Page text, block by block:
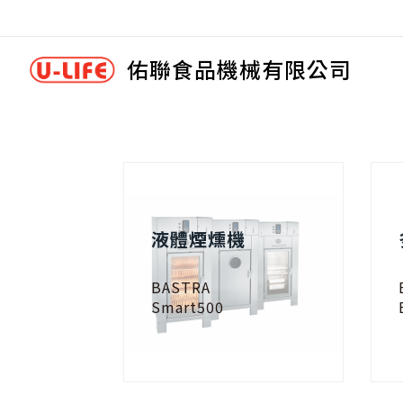
佑聯食品機械有限公司
液體煙燻機
BASTRA
Smart500